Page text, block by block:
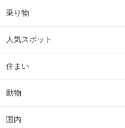
乗り物
人気スポット
住まい
動物
国内